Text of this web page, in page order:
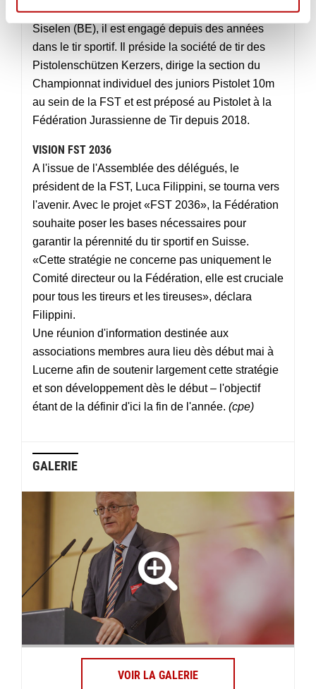
membre du Comité directeur. Agé de 41 ans de
Siselen (BE), il est engagé depuis des années
dans le tir sportif. Il préside la société de tir des
Pistolenschützen Kerzers, dirige la section du
Championnat individuel des juniors Pistolet 10m
au sein de la FST et est préposé au Pistolet à la
Fédération Jurassienne de Tir depuis 2018.
VISION FST 2036
A l'issue de l'Assemblée des délégués, le
président de la FST, Luca Filippini, se tourna vers
l'avenir. Avec le projet «FST 2036», la Fédération
souhaite poser les bases nécessaires pour
garantir la pérennité du tir sportif en Suisse.
«Cette stratégie ne concerne pas uniquement le
Comité directeur ou la Fédération, elle est cruciale
pour tous les tireurs et les tireuses», déclara
Filippini.
Une réunion d'information destinée aux
associations membres aura lieu dès début mai à
Lucerne afin de soutenir largement cette stratégie
et son développement dès le début – l'objectif
étant de la définir d'ici la fin de l'année. (cpe)
GALERIE
VOIR LA GALERIE